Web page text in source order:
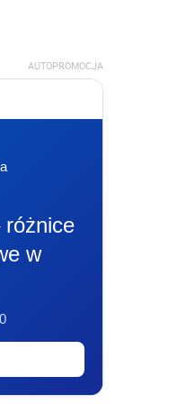
AUTOPROMOCJA
różnice
w